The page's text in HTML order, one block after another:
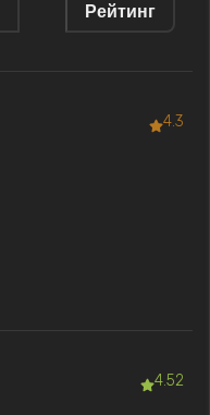
Рейтинг
4.3
4.52